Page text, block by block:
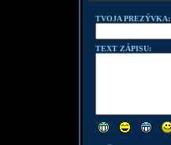
TVOJA PREZÝVKA:
TEXT ZÁPISU: